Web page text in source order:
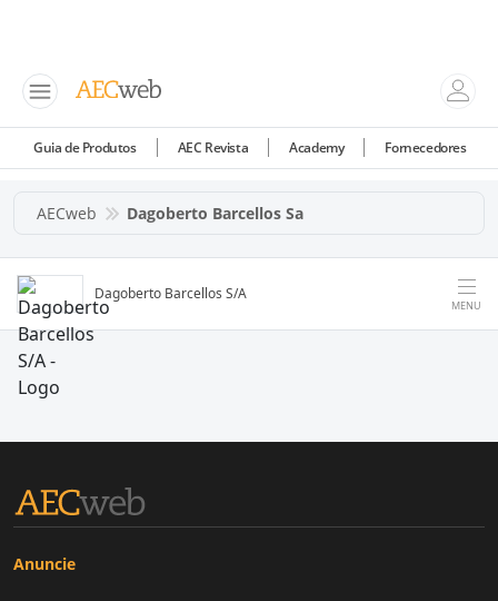
Guia de Produtos AEC Revista Academy Fornecedores
AECweb Dagoberto Barcellos Sa
Dagoberto Barcellos S/A
MENU
Anuncie